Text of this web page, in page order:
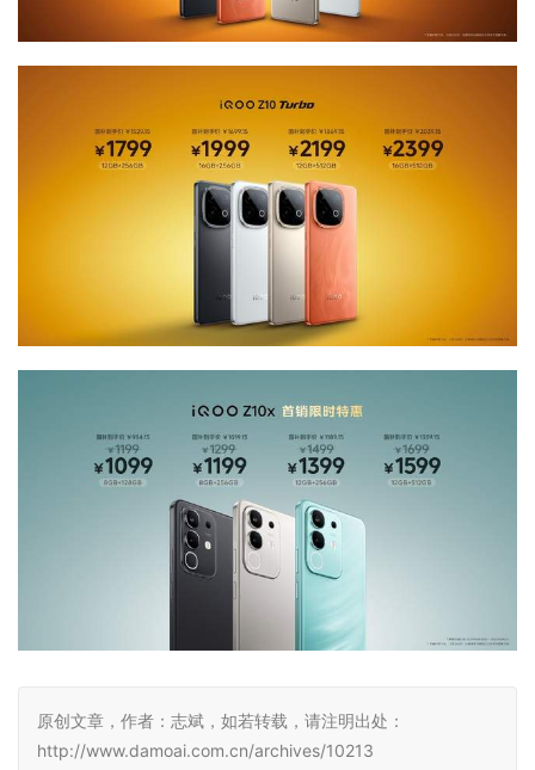
原创文章，作者：志斌，如若转载，请注明出处：
http://www.damoai.com.cn/archives/10213